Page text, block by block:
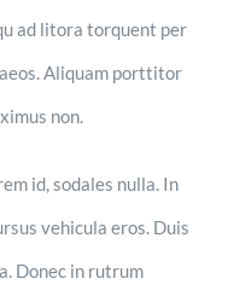
ad litora torquent per
Aliquam porttitor
non.
id, sodales nulla. In
vehicula eros. Duis
Donec in rutrum